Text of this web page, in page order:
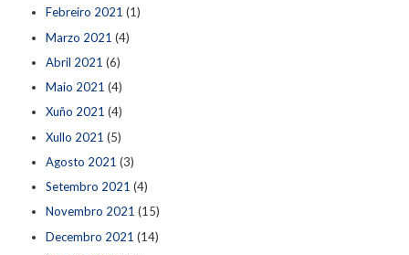
Febreiro 2021 (1)
Marzo 2021 (4)
Abril 2021 (6)
Maio 2021 (4)
Xuño 2021 (4)
Xullo 2021 (5)
Agosto 2021 (3)
Setembro 2021 (4)
Novembro 2021 (15)
Decembro 2021 (14)